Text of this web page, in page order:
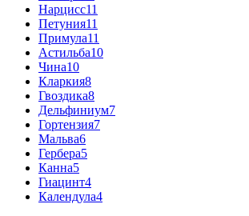
Нарцисс11
Петуния11
Примула11
Астильба10
Чина10
Кларкия8
Гвоздика8
Дельфиниум7
Гортензия7
Мальва6
Гербера5
Канна5
Гиацинт4
Календула4